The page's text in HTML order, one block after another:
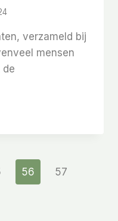
verzameld bij
mensen
de
56 57